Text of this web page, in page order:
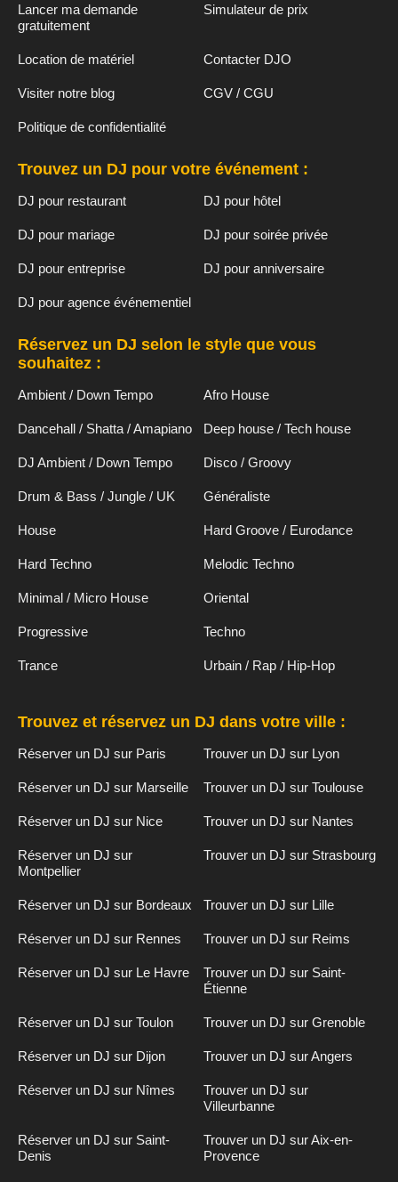
Lancer ma demande
gratuitement
Simulateur de prix
Location de matériel Contacter DJO
Visiter notre blog CGV / CGU
Politique de confidentialité
Trouvez un DJ pour votre événement :
DJ pour restaurant DJ pour hôtel
DJ pour mariage DJ pour soirée privée
DJ pour entreprise DJ pour anniversaire
DJ pour agence événementiel
Réservez un DJ selon le style que vous
souhaitez :
Ambient / Down Tempo Afro House
Dancehall / Shatta / Amapiano Deep house / Tech house
DJ Ambient / Down Tempo Disco / Groovy
Drum & Bass / Jungle / UK Généraliste
House Hard Groove / Eurodance
Hard Techno Melodic Techno
Minimal / Micro House Oriental
Progressive Techno
Trance Urbain / Rap / Hip-Hop
Trouvez et réservez un DJ dans votre ville :
Réserver un DJ sur Paris Trouver un DJ sur Lyon
Réserver un DJ sur Marseille Trouver un DJ sur Toulouse
Réserver un DJ sur Nice Trouver un DJ sur Nantes
Réserver un DJ sur
Montpellier
Trouver un DJ sur Strasbourg
Réserver un DJ sur Bordeaux Trouver un DJ sur Lille
Réserver un DJ sur Rennes Trouver un DJ sur Reims
Réserver un DJ sur Le Havre
Trouver un DJ sur Saint-
Étienne
Réserver un DJ sur Toulon Trouver un DJ sur Grenoble
Réserver un DJ sur Dijon Trouver un DJ sur Angers
Réserver un DJ sur Nîmes
Trouver un DJ sur
Villeurbanne
Réserver un DJ sur Saint-
Denis
Trouver un DJ sur Aix-en-
Provence